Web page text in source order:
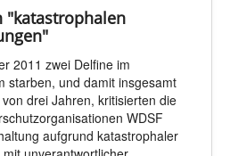
"katastrophalen
2011 zwei Delfine im
starben, und damit insgesamt
drei Jahren, kritisierten die
WDSF
aufgrund katastrophaler